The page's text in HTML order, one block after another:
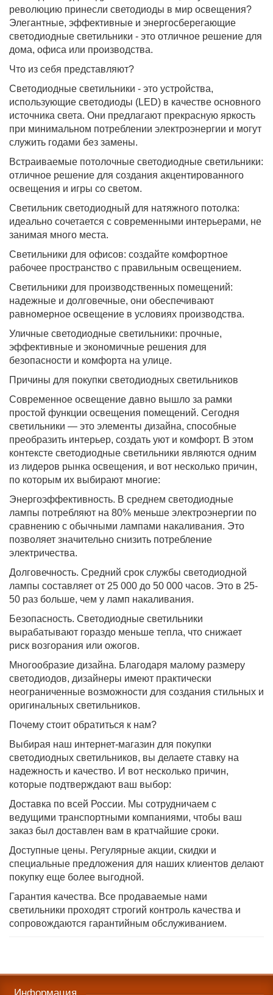
революцию принесли светодиоды в мир освещения?
Элегантные, эффективные и энергосберегающие
светодиодные светильники - это отличное решение для
дома, офиса или производства.
Что из себя представляют?
Светодиодные светильники - это устройства,
использующие светодиоды (LED) в качестве основного
источника света. Они предлагают прекрасную яркость
при минимальном потреблении электроэнергии и могут
служить годами без замены.
Встраиваемые потолочные светодиодные светильники:
отличное решение для создания акцентированного
освещения и игры со светом.
Светильник светодиодный для натяжного потолка:
идеально сочетается с современными интерьерами, не
занимая много места.
Светильники для офисов: создайте комфортное
рабочее пространство с правильным освещением.
Светильники для производственных помещений:
надежные и долговечные, они обеспечивают
равномерное освещение в условиях производства.
Уличные светодиодные светильники: прочные,
эффективные и экономичные решения для
безопасности и комфорта на улице.
Причины для покупки светодиодных светильников
Современное освещение давно вышло за рамки
простой функции освещения помещений. Сегодня
светильники — это элементы дизайна, способные
преобразить интерьер, создать уют и комфорт. В этом
контексте светодиодные светильники являются одним
из лидеров рынка освещения, и вот несколько причин,
по которым их выбирают многие:
Энергоэффективность. В среднем светодиодные
лампы потребляют на 80% меньше электроэнергии по
сравнению с обычными лампами накаливания. Это
позволяет значительно снизить потребление
электричества.
Долговечность. Средний срок службы светодиодной
лампы составляет от 25 000 до 50 000 часов. Это в 25-
50 раз больше, чем у ламп накаливания.
Безопасность. Светодиодные светильники
вырабатывают гораздо меньше тепла, что снижает
риск возгорания или ожогов.
Многообразие дизайна. Благодаря малому размеру
светодиодов, дизайнеры имеют практически
неограниченные возможности для создания стильных и
оригинальных светильников.
Почему стоит обратиться к нам?
Выбирая наш интернет-магазин для покупки
светодиодных светильников, вы делаете ставку на
надежность и качество. И вот несколько причин,
которые подтверждают ваш выбор:
Доставка по всей России. Мы сотрудничаем с
ведущими транспортными компаниями, чтобы ваш
заказ был доставлен вам в кратчайшие сроки.
Доступные цены. Регулярные акции, скидки и
специальные предложения для наших клиентов делают
покупку еще более выгодной.
Гарантия качества. Все продаваемые нами
светильники проходят строгий контроль качества и
сопровождаются гарантийным обслуживанием.